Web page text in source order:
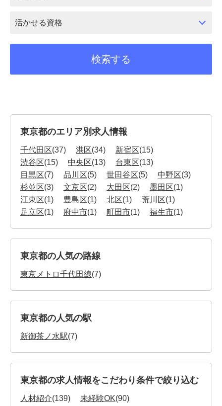
活かせる資格
東京都のエリア別求人情報
千代田区(37) 港区(34) 新宿区(15)
渋谷区(15) 中央区(13) 台東区(13)
目黒区(7) 品川区(5) 世田谷区(5) 中野区(3)
杉並区(3) 文京区(2) 大田区(2) 墨田区(1)
江東区(1) 豊島区(1) 北区(1) 荒川区(1)
足立区(1) 府中市(1) 町田市(1) 福生市(1)
東京都の人気の路線
東京メトロ千代田線(7)
東京都の人気の駅
新御茶ノ水駅(7)
東京都の求人情報をこだわり条件で絞り込む
人材紹介(139) 未経験OK(90)